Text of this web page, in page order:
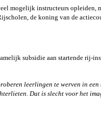
mogelijk instructeurs opleiden,
de koning van de
subsidie aan startende rij-
leerlingen te werven in
Dat is slecht voor het